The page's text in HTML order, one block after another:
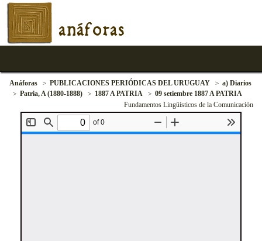
anáforas
Anáforas PUBLICACIONES PERIÓDICAS DEL URUGUAY
a) Diarios
Patria, A (1880-1888)
1887 A PATRIA
09 setiembre 1887 A PATRIA
Fundamentos Lingüísticos de la Comunicación